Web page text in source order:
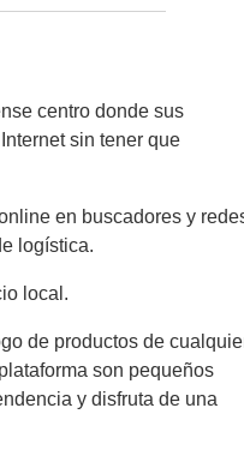
centro donde sus
sin tener que
en buscadores y
logística.
local.
de productos de
son pequeños
y disfruta de una